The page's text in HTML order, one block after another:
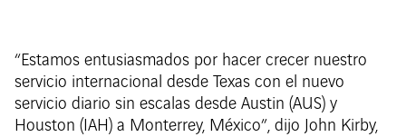
“Estamos entusiasmados por hacer crecer nuestro
servicio internacional desde Texas con el nuevo
servicio diario sin escalas desde Austin (AUS) y
Houston (IAH) a Monterrey, México”, dijo John Kirby,